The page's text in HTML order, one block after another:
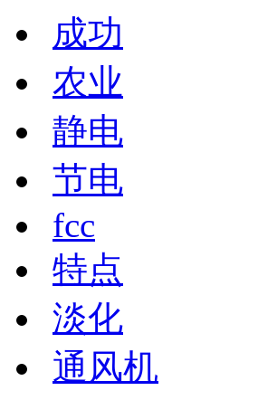
成功
农业
静电
节电
fcc
特点
淡化
通风机